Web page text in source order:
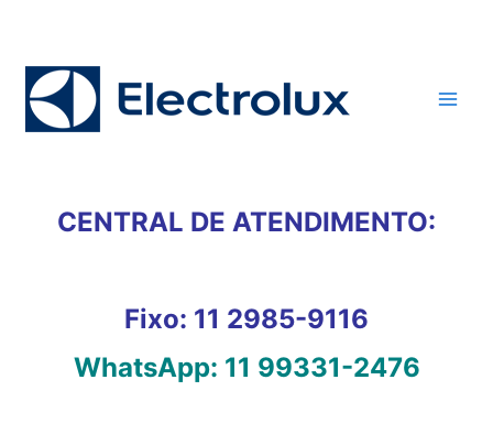
conteúdo
CENTRAL DE ATENDIMENTO:
Fixo: 11 2985-9116
WhatsApp: 11 99331-2476